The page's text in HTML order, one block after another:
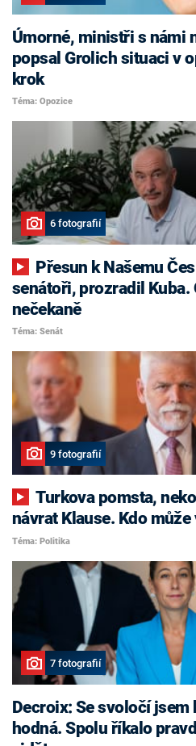
Úmorné, ministři s námi
popsal Grolich situaci v
krok
Téma: Opozice
6 fotografií
senátoři, prozradil Kuba.
nečekaně
Téma: Senát
9 fotografií
Turkova pomsta, nekonfliktní Havlíček i
návrat Klause. Kdo
Téma: Politika
7 fotografií
Decroix: Se svoločí jsem
hodná. Spolu říkalo